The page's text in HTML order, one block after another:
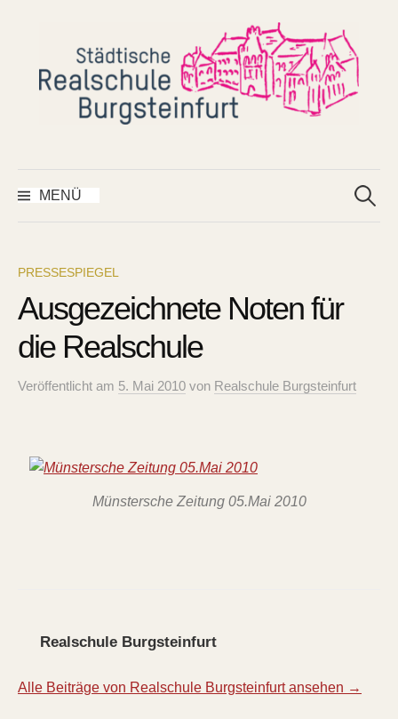
MENÜ
nach:
PRESSESPIEGEL
Ausgezeichnete Noten für
die Realschule
Veröffentlicht am 5. Mai 2010 von Realschule Burgsteinfurt
Münstersche Zeitung 05.Mai 2010
Realschule Burgsteinfurt
Alle Beiträge von Realschule Burgsteinfurt ansehen →